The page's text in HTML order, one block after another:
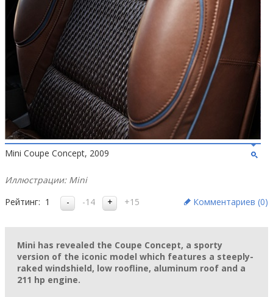
Mini Coupe Concept, 2009
Иллюстрации: Mini
Рейтинг: 1 -14 +15 Комментариев (0)
Mini has revealed the Coupe Concept, a sporty
version of the iconic model which features a steeply-
raked windshield, low roofline, aluminum roof and a
211 hp engine.